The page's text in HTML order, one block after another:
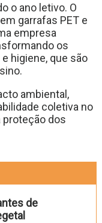
o ano letivo. O
garrafas PET e
empresa
os
higiene, que são
ambiental,
coletiva no
dos
de